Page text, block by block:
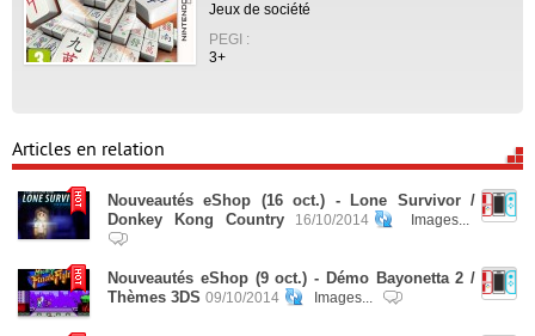
Jeux de société
PEGI :
3+
Articles en relation
Nouveautés eShop (16 oct.) - Lone Survivor /
Donkey Kong Country
16/10/2014 Images...
Nouveautés eShop (9 oct.) - Démo Bayonetta 2 /
Thèmes 3DS 09/10/2014 Images...